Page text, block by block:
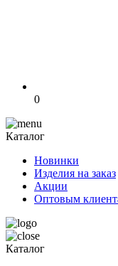
0
Каталог
Новинки
Изделия на заказ
Акции
Оптовым
Каталог